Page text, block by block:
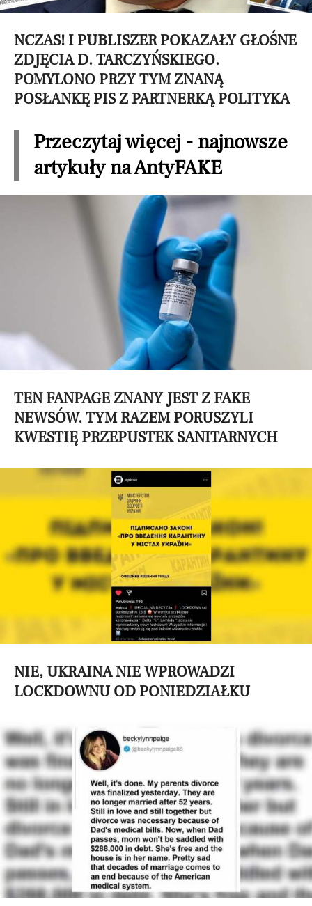
NCZAS! I PUBLISZER POKAZAŁY GŁOŚNE
ZDJĘCIA D. TARCZYŃSKIEGO.
POMYLONO PRZY TYM ZNANĄ
POSŁANKĘ PIS Z PARTNERKĄ POLITYKA
Przeczytaj więcej - najnowsze
artykuły na AntyFAKE
TEN FANPAGE ZNANY JEST Z FAKE
NEWSÓW. TYM RAZEM PORUSZYLI
KWESTIĘ PRZEPUSTEK SANITARNYCH
NIE, UKRAINA NIE WPROWADZI
LOCKDOWNU OD PONIEDZIAŁKU